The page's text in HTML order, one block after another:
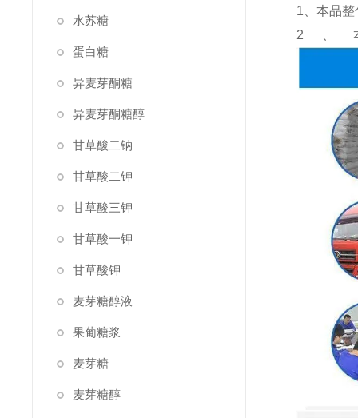
水苏糖
蛋白糖
异麦芽酮糖
异麦芽酮糖醇
甘草酸二钠
甘草酸二钾
甘草酸三钾
甘草酸一钾
甘草酸钾
麦芽糖醇液
果葡糖浆
麦芽糖
麦芽糖醇
1、本品
2、